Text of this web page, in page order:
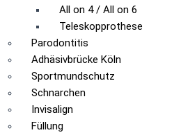
All on 4 / All on 6
Teleskopprothese
Parodontitis
Adhäsivbrücke Köln
Sportmundschutz
Schnarchen
Invisalign
Füllung